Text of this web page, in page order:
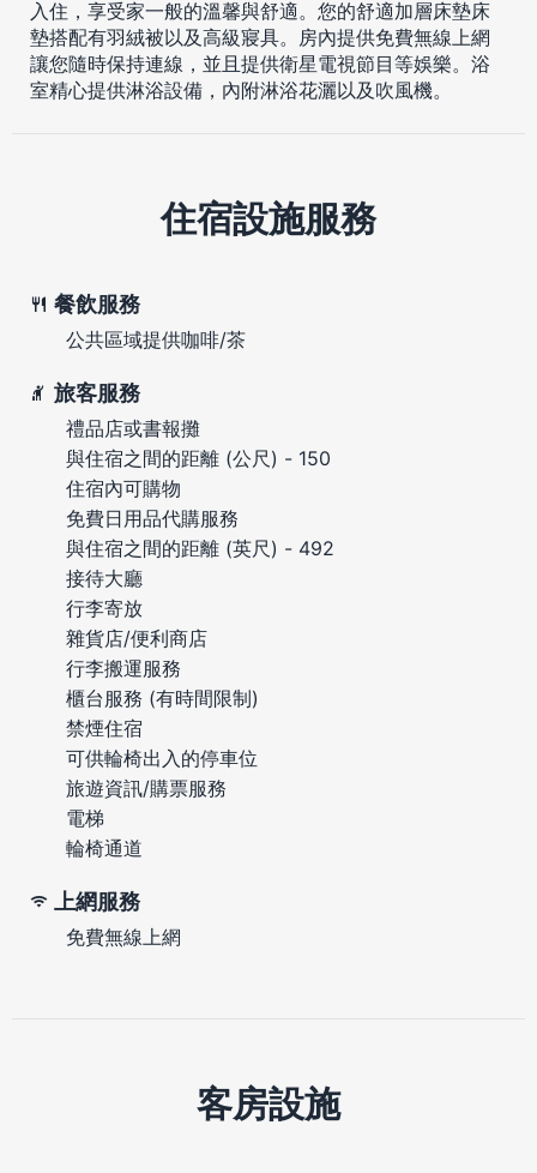
入住，享受家一般的溫馨與舒適。您的舒適加層床墊床
墊搭配有羽絨被以及高級寢具。房內提供免費無線上網
讓您隨時保持連線，並且提供衛星電視節目等娛樂。浴
室精心提供淋浴設備，內附淋浴花灑以及吹風機。
住宿設施服務
餐飲服務
公共區域提供咖啡/茶
旅客服務
禮品店或書報攤
與住宿之間的距離 (公尺) - 150
住宿內可購物
免費日用品代購服務
與住宿之間的距離 (英尺) - 492
接待大廳
行李寄放
雜貨店/便利商店
行李搬運服務
櫃台服務 (有時間限制)
禁煙住宿
可供輪椅出入的停車位
旅遊資訊/購票服務
電梯
輪椅通道
上網服務
免費無線上網
客房設施